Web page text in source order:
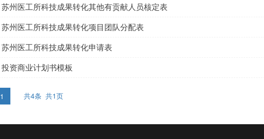
苏州医工所科技成果转化其他有贡献人员核定表
苏州医工所科技成果转化项目团队分配表
苏州医工所科技成果转化申请表
投资商业计划书模板
1 共4条 共1页